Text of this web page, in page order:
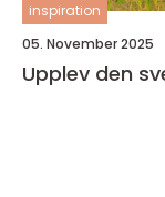
inspiration
05. November 2025
Upplev den